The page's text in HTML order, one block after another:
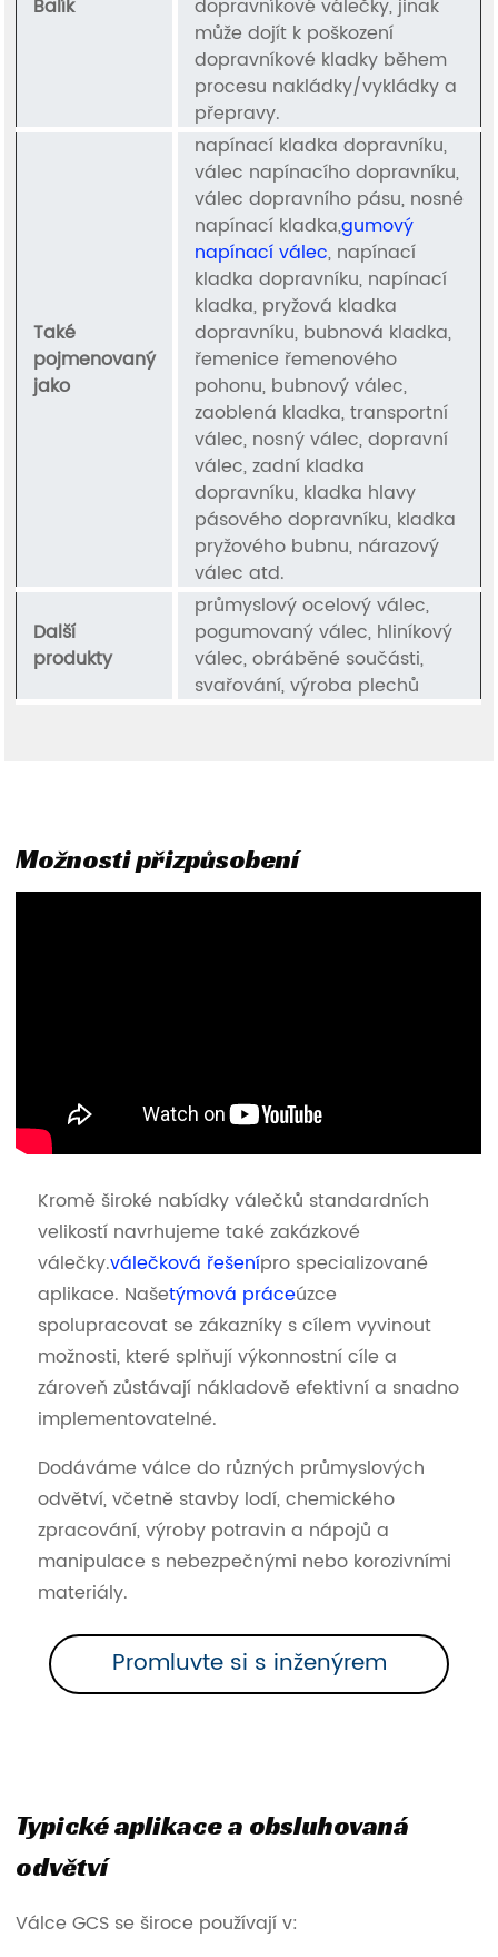
Balík
dopravníkové válečky, jinak
může dojít k poškození
dopravníkové kladky během
procesu nakládky/vykládky a
přepravy.
Také
pojmenovaný
jako
napínací kladka dopravníku,
válec napínacího dopravníku,
válec dopravního pásu, nosné
napínací kladka,gumový
napínací válec, napínací
kladka dopravníku, napínací
kladka, pryžová kladka
dopravníku, bubnová kladka,
řemenice řemenového
pohonu, bubnový válec,
zaoblená kladka, transportní
válec, nosný válec, dopravní
válec, zadní kladka
dopravníku, kladka hlavy
pásového dopravníku, kladka
pryžového bubnu, nárazový
válec atd.
Další
produkty
průmyslový ocelový válec,
pogumovaný válec, hliníkový
válec, obráběné součásti,
svařování, výroba plechů
Možnosti přizpůsobení
Kromě široké nabídky válečků standardních
velikostí navrhujeme také zakázkové
válečky.válečková řešenípro specializované
aplikace. Našetýmová práceúzce
spolupracovat se zákazníky s cílem vyvinout
možnosti, které splňují výkonnostní cíle a
zároveň zůstávají nákladově efektivní a snadno
implementovatelné.
Dodáváme válce do různých průmyslových
odvětví, včetně stavby lodí, chemického
zpracování, výroby potravin a nápojů a
manipulace s nebezpečnými nebo korozivními
materiály.
Promluvte si s inženýrem
Typické aplikace a obsluhovaná
odvětví
Válce GCS se široce používají v: